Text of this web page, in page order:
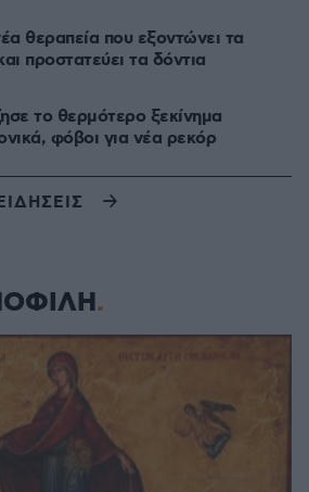
θεραπεία που εξοντώνει τα
προστατεύει τα δόντια
το θερμότερο ξεκίνημα
φόβοι για νέα ρεκόρ